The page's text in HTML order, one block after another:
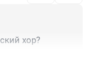
этого
хор?